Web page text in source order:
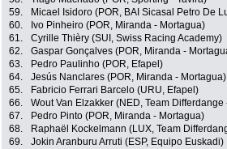
59.
Micael Isidoro (POR, BAI Sicasal Petro De
60.
Ivo Pinheiro (POR, Miranda - Mortagua)
61.
Cyrille Thièry (SUI, Swiss Racing Academy)
62.
Gaspar Gonçalves (POR, Miranda -
63.
Pedro Paulinho (POR, Efapel)
64.
Jesús Nanclares (POR, Miranda - Mortagua)
65.
Fabricio Ferrari Barcelo (URU, Efapel)
66.
Wout Van Elzakker (NED, Team Differdange
67.
Pedro Pinto (POR, Miranda - Mortagua)
68.
Raphaël Kockelmann (LUX, Team
69.
Jokin Aranburu Arruti (ESP, Equipo Euskadi)